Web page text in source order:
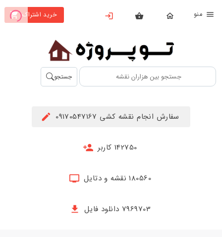
خرید اشتراک
بستن
محصولات
تهیه
اشتراک
جستجو
سفارش انجام نقشه کشی 09170547167
142750 کاربر
180560 نقشه و دتایل
7969703 دانلود فایل